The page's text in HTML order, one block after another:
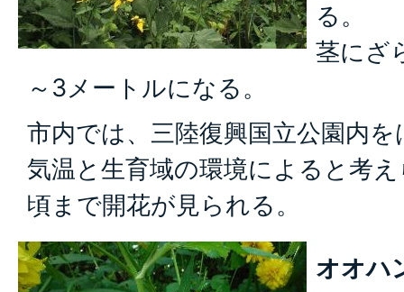
る。
茎にざ
～3メートルになる。
市内では、三陸復興国立公園内
気温と生育域の環境によると考
頃まで開花が見られる。
オオハ